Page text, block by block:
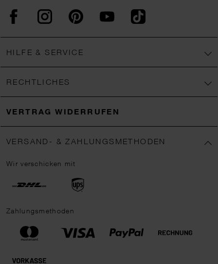
FacebookInstagram PinterestYouTubeTikTok
HILFE & SERVICE
RECHTLICHES
VERTRAG WIDERRUFEN
VERSAND- & ZAHLUNGSMETHODEN
Wir verschicken mit
Zahlungsmethoden